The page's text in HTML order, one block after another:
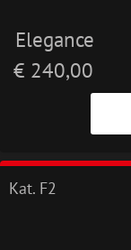
Elegance
€ 240,00
Kat. F2